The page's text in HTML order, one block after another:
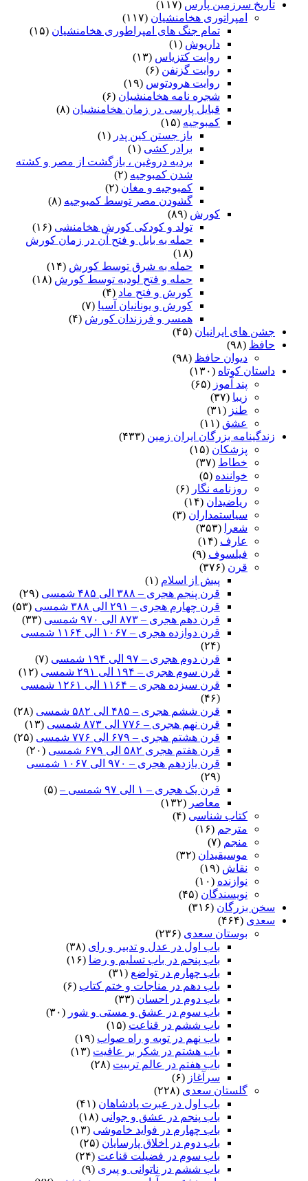
تاریخ سرزمین پارس (۱۱۷)
امپراتوری هخامنشیان (۱۱۷)
تمام جنگ های امپراطوری هخامنشیان (۱۵)
داریوش (۱)
روایت کتزیاس (۱۳)
روایت گزنفن (۶)
روایت هرودتوس (۱۹)
شجره نامه هخامنشیان (۶)
قبایل پارسی در زمان هخامنشیان (۸)
کمبوجیه (۱۵)
باز جستن کین پدر (۱)
برادر کشی (۱)
بردیه دروغین ، بازگشت از مصر و کشته
شدن کمبوجیه (۲)
کمبوجیه و مغان (۲)
گشودن مصر توسط کمبوجیه (۸)
کورش (۸۹)
تولد و کودکی کورش هخامنشی (۱۶)
حمله به بابل و فتح آن در زمان کورش
(۱۸)
حمله به شرق توسط کورش (۱۴)
حمله و فتح لودیه توسط کورش (۱۸)
کورش و فتح ماد (۴)
کورش و یونانیان آسیا (۷)
همسر و فرزندان کورش (۴)
جشن های ایرانیان (۴۵)
حافظ (۹۸)
دیوان حافظ (۹۸)
داستان کوتاه (۱۳۰)
پند آموز (۶۵)
زیبا (۳۷)
طنز (۳۱)
عشق (۱۱)
زندگینامه بزرگان ایران زمین (۴۳۳)
پزشکان (۱۵)
خطاط (۳۷)
خواننده (۵)
روزنامه نگار (۶)
ریاضیدان (۱۴)
سیاستمداران (۳)
شعرا
(۳۵۳)
عارف (۱۴)
فیلسوف (۹)
قرن (۳۷۶)
پیش از اسلام (۱)
قرن پنجم هجری – ۳۸۸ الی ۴۸۵ شمسی
(۲۹)
قرن چهارم هجری – ۲۹۱ الی ۳۸۸ شمسی
(۵۳)
قرن دهم هجری – ۸۷۳ الی ۹۷۰ شمسی
(۳۳)
قرن دوازده هجری – ۱۰۶۷ الی ۱۱۶۴ شمسی
(۲۴)
قرن دوم هجری – ۹۷ الی ۱۹۴ شمسی
(۷)
قرن سوم هجری – ۱۹۴ الی ۲۹۱ شمسی
(۱۲)
قرن سیزده هجری – ۱۱۶۴ الی ۱۲۶۱ شمسی
(۴۶)
قرن ششم هجری – ۴۸۵ الی ۵۸۲ شمسی
(۲۸)
قرن نهم هجری – ۷۷۶ الی ۸۷۳ شمسی
(۱۳)
قرن هشتم هجری – ۶۷۹ الی ۷۷۶ شمسی
(۲۵)
قرن هفتم هجری ۵۸۲ الی ۶۷۹ شمسی
(۲۰)
قرن یازدهم هجری – ۹۷۰ الی ۱۰۶۷ شمسی
(۲۹)
قرن یک هجری – ۱ الی ۹۷ شمسی –
(۵)
معاصر (۱۳۲)
کتاب شناسی (۴)
مترجم (۱۶)
منجم (۷)
موسیقیدان (۳۲)
نقاش (۱۹)
نوازنده (۱۰)
نویسندگان (۴۵)
سخن بزرگان (۳۱۶)
سعدی (۴۶۴)
بوستان سعدی (۲۳۶)
باب اول در عدل و تدبیر و رای (۳۸)
باب پنجم در باب تسلیم و رضا (۱۶)
باب چهارم در تواضع (۳۱)
باب دهم در مناجات و ختم کتاب (۶)
باب دوم در احسان (۳۳)
باب سوم در عشق و مستی و شور (۳۰)
باب ششم در قناعت (۱۵)
باب نهم در توبه و راه صواب (۱۹)
باب هشتم در شکر بر عافیت (۱۳)
باب هفتم در عالم تربیت (۲۸)
سرآغاز (۶)
گلستان سعدی (۲۲۸)
باب اول در عبرت پادشاهان (۴۱)
باب پنجم در عشق و جوانى (۱۸)
باب چهارم در فواید خاموشى (۱۳)
باب دوم در اخلاق پارسایان (۲۵)
باب سوم در فضیلت قناعت (۲۴)
باب ششم در ناتوانى و پیرى (۹)